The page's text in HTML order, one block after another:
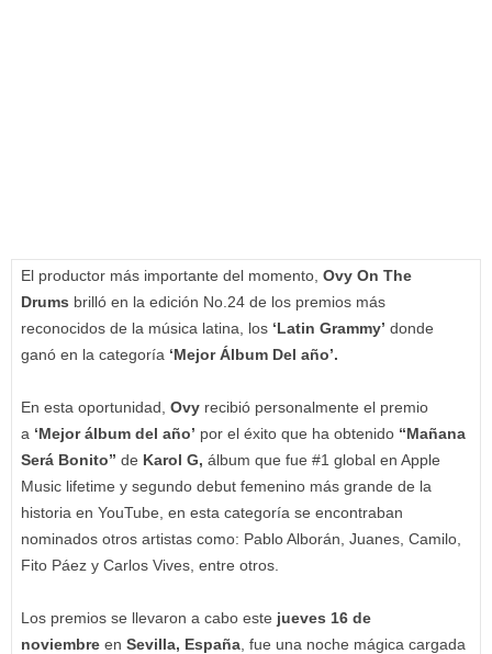
El productor más importante del momento, Ovy On The
Drums brilló en la edición No.24 de los premios más
reconocidos de la música latina, los ‘Latin Grammy’ donde
ganó en la categoría ‘Mejor Álbum Del año’.
En esta oportunidad, Ovy recibió personalmente el premio
a ‘Mejor álbum del año’ por el éxito que ha obtenido “Mañana
Será Bonito” de Karol G, álbum que fue #1 global en Apple
Music lifetime y segundo debut femenino más grande de la
historia en YouTube, en esta categoría se encontraban
nominados otros artistas como: Pablo Alborán, Juanes, Camilo,
Fito Páez y Carlos Vives, entre otros.
Los premios se llevaron a cabo este jueves 16 de
noviembre en Sevilla, España , fue una noche mágica cargada